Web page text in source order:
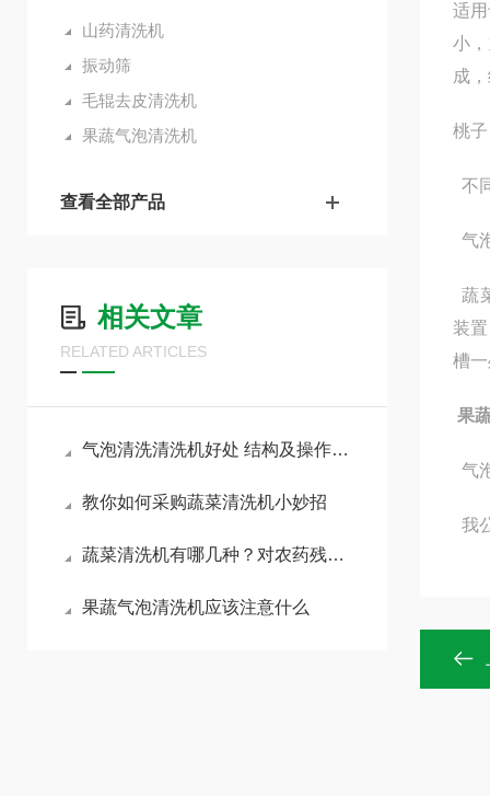
山药清洗机
振动筛
毛辊去皮清洗机
果蔬气泡清洗机
查看全部产品
相关文章
RELATED ARTICLES
气泡清洗清洗机好处 结构及操作步骤
教你如何采购蔬菜清洗机小妙招
蔬菜清洗机有哪几种？对农药残留有没有作用？
果蔬气泡清洗机应该注意什么
适
小
成
桃
不
气
蔬
装
槽
果
气
我